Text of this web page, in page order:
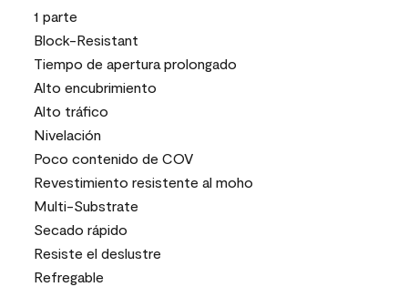
1 parte
Block-Resistant
Tiempo de apertura prolongado
Alto encubrimiento
Alto tráfico
Nivelación
Poco contenido de COV
Revestimiento resistente al moho
Multi-Substrate
Secado rápido
Resiste el deslustre
Refregable